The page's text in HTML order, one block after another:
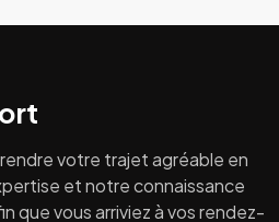
votre trajet agréable en
et notre connaissance
que vous arriviez à vos rendez-